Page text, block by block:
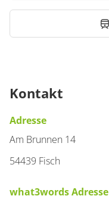
Kontakt
Adresse
Am Brunnen 14
54439 Fisch
what3words Adresse